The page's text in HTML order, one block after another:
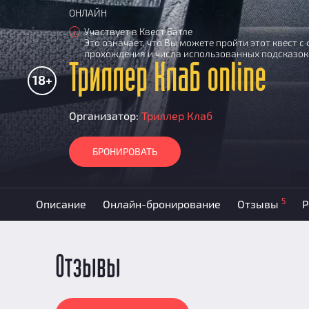
ОНЛАЙН
i
Участвует в Квест Батле
Это означает, что Вы можете пройти этот квест
прохождения и числа использованных
Триллер Клаб online
18+
Организатор:Триллер Клаб
БРОНИРОВАТЬ
Описание Онлайн-бронирование Отзывы 5
Отзывы